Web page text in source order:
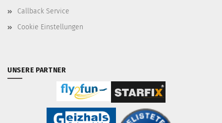
Callback Service
Cookie Einstellungen
UNSERE PARTNER